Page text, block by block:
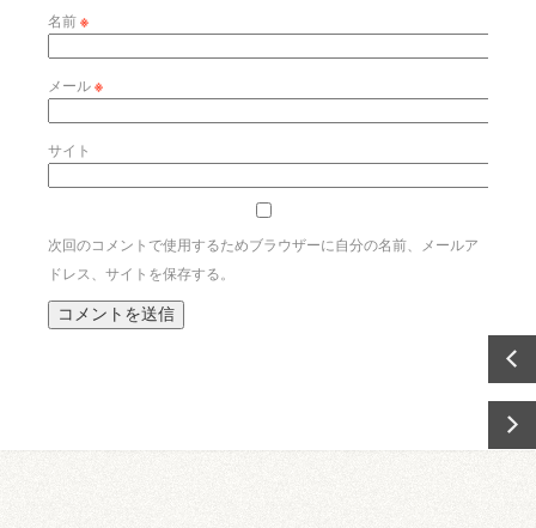
名前※
メール※
サイト
次回のコメントで使用するためブラウザーに自分の名前、メールア
ドレス、サイトを保存する。